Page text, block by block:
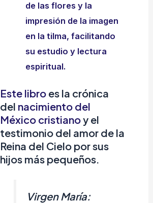
de las flores y la
impresión de la imagen
en la tilma, facilitando
su estudio y lectura
espiritual.
Este libro es la crónica
del nacimiento del
México cristianoy el
testimonio del amor de la
Reina del Cielo por sus
hijos más pequeños.
Virgen María: